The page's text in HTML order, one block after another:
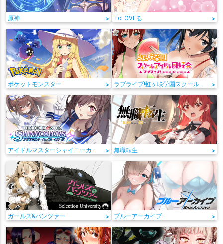
原神 > ToLOVEる >
ポケットモンスター > >
> 無職転生 >
ガールズ&パンツァー > ブルーアーカイブ >